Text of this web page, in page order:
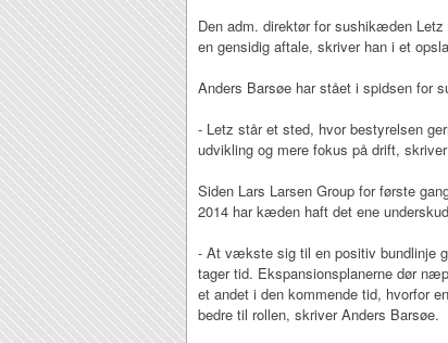
Den adm. direktør for sushikæden
en gensidig aftale, skriver han i et
Anders Barsøe har stået i spidsen for
- Letz står et sted, hvor bestyrelsen
udvikling og mere fokus på drift,
Siden Lars Larsen Group for første
2014 har kæden haft det ene
- At vækste sig til en positiv bundlinje
tager tid. Ekspansionsplanerne dør
et andet i den kommende tid, hvorfor
bedre til rollen, skriver Anders Barsøe.